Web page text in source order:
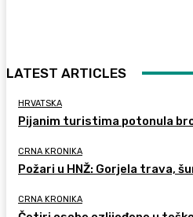
LATEST ARTICLES
HRVATSKA
Pijanim turistima potonula
CRNA KRONIKA
Požari u HNŽ: Gorjela trava,
CRNA KRONIKA